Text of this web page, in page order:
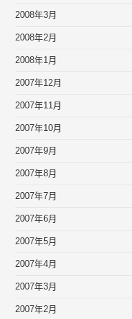
2008年3月
2008年2月
2008年1月
2007年12月
2007年11月
2007年10月
2007年9月
2007年8月
2007年7月
2007年6月
2007年5月
2007年4月
2007年3月
2007年2月